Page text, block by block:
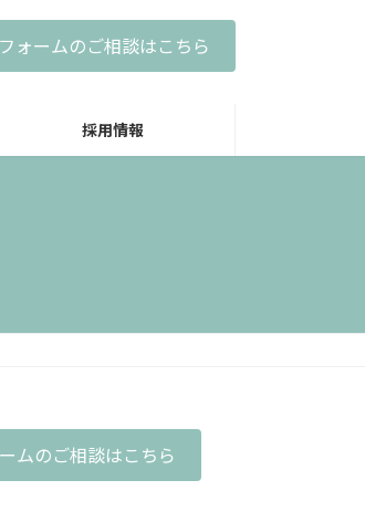
ォームのご相談はこちら
採用情報
ムのご相談はこちら